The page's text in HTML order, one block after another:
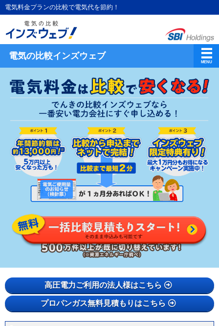
電気料金プランの比較で電気代を節約！
電気の比較インズウェブ
高圧電力ご利用の法人様はこちら
プロパンガス無料見積もりはこちら